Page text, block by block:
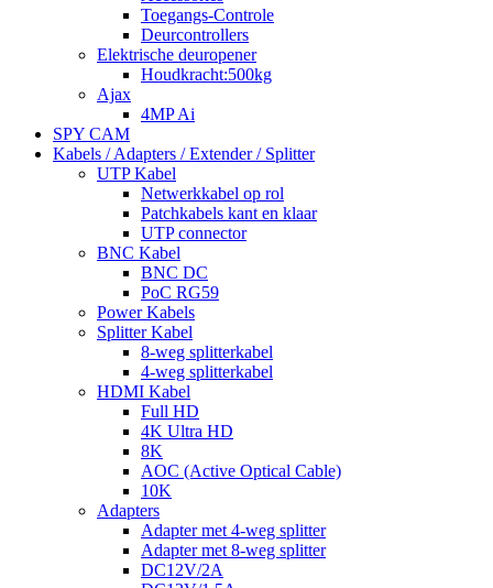
Toegangs-Controle
Deurcontrollers
Elektrische deuropener
Houdkracht:500kg
Ajax
4MP Ai
SPY CAM
Kabels / Adapters / Extender / Splitter
UTP Kabel
Netwerkkabel op rol
Patchkabels kant en klaar
UTP connector
BNC Kabel
BNC DC
PoC RG59
Power Kabels
Splitter Kabel
8-weg splitterkabel
4-weg splitterkabel
HDMI Kabel
Full HD
4K Ultra HD
8K
AOC (Active Optical Cable)
10K
Adapters
Adapter met 4-weg splitter
Adapter met 8-weg splitter
DC12V/2A